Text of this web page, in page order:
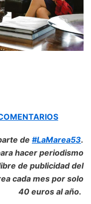
de #LaMarea53.
hacer periodismo
de publicidad del
cada mes por solo
40 euros al año.